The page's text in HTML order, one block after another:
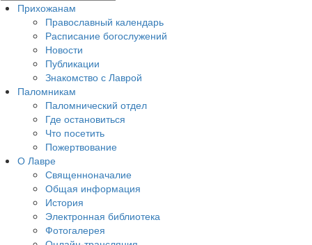
Прихожанам
Православный календарь
Расписание богослужений
Новости
Публикации
Знакомство с Лаврой
Паломникам
Паломнический отдел
Где остановиться
Что посетить
Пожертвование
О Лавре
Священноначалие
Общая информация
История
Электронная библиотека
Фотогалерея